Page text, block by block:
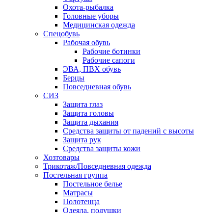
Охота-рыбалка
Головные уборы
Медицинская одежда
Спецобувь
Рабочая обувь
Рабочие ботинки
Рабочие сапоги
ЭВА, ПВХ обувь
Берцы
Повседневная обувь
СИЗ
Защита глаз
Защита головы
Защита дыхания
Средства защиты от падений с высоты
Защита рук
Средства защиты кожи
Хозтовары
Трикотаж/Повседневная одежда
Постельная группа
Постельное белье
Матрасы
Полотенца
Одеяла, подушки